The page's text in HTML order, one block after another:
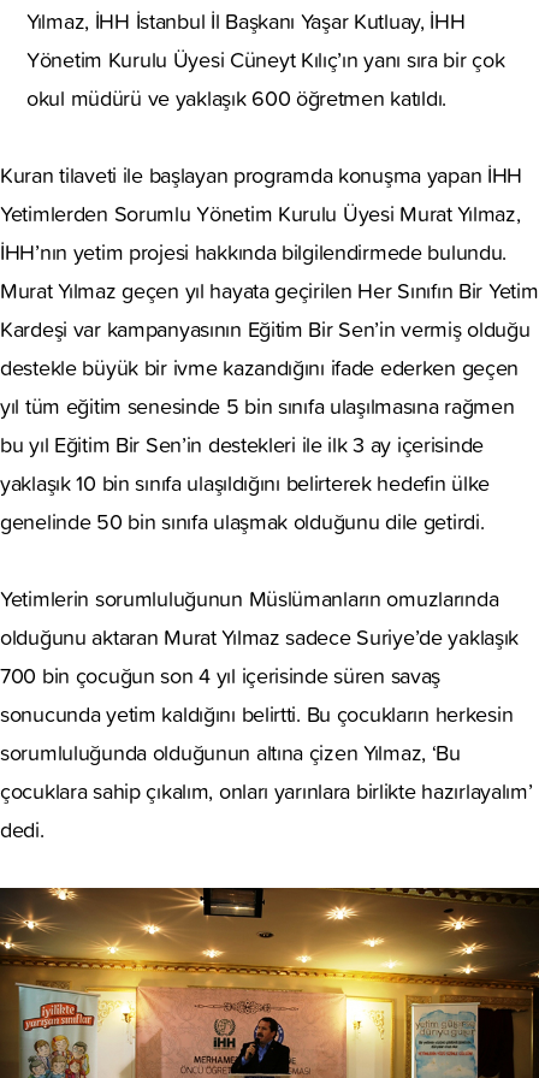
Yılmaz, İHH İstanbul İl Başkanı Yaşar Kutluay, İHH
Yönetim Kurulu Üyesi Cüneyt Kılıç’ın yanı sıra bir çok
okul müdürü ve yaklaşık 600 öğretmen katıldı.
Kuran tilaveti ile başlayan programda konuşma yapan İHH
Yetimlerden Sorumlu Yönetim Kurulu Üyesi Murat Yılmaz,
İHH’nın yetim projesi hakkında bilgilendirmede bulundu.
Murat Yılmaz geçen yıl hayata geçirilen Her Sınıfın Bir Yetim
Kardeşi var kampanyasının Eğitim Bir Sen’in vermiş olduğu
destekle büyük bir ivme kazandığını ifade ederken geçen
yıl tüm eğitim senesinde 5 bin sınıfa ulaşılmasına rağmen
bu yıl Eğitim Bir Sen’in destekleri ile ilk 3 ay içerisinde
yaklaşık 10 bin sınıfa ulaşıldığını belirterek hedefin ülke
genelinde 50 bin sınıfa ulaşmak olduğunu dile getirdi.
Yetimlerin sorumluluğunun Müslümanların omuzlarında
olduğunu aktaran Murat Yılmaz sadece Suriye’de yaklaşık
700 bin çocuğun son 4 yıl içerisinde süren savaş
sonucunda yetim kaldığını belirtti. Bu çocukların herkesin
sorumluluğunda olduğunun altına çizen Yılmaz, ‘Bu
çocuklara sahip çıkalım, onları yarınlara birlikte hazırlayalım’
dedi.